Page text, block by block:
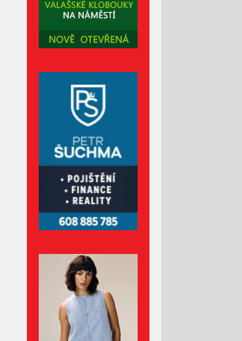
Leden 2026
Prosinec 2025
Listopad 2025
Říjen 2025
Září 2025
Srpen 2025
Červenec 2025
Červen 2025
Květen 2025
Duben 2025
Březen 2025
Únor 2025
Leden 2025
Prosinec 2024